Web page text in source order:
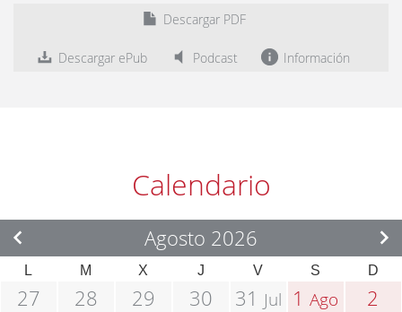
Descargar PDF
Descargar ePub Podcast Información
Calendario
Agosto 2026
L M X J V S D
27 28 29 30 31 Jul 1Ago 2